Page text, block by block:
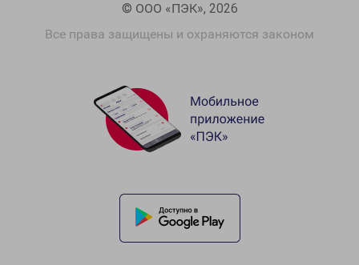
© ООО «ПЭК», 2026
Все права защищены и охраняются законом